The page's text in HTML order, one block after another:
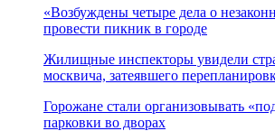
«Возбуждены четыре дела о
провести пикник в городе
Жилищные инспекторы увидели
москвича, затеявшего
Горожане стали организовывать
парковки во дворах